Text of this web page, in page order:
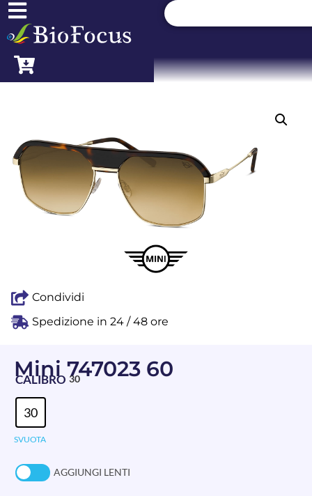
Condividi
Spedizione in 24 / 48 ore
Mini 747023 60
CALIBRO 30
30
SVUOTA
AGGIUNGI LENTI